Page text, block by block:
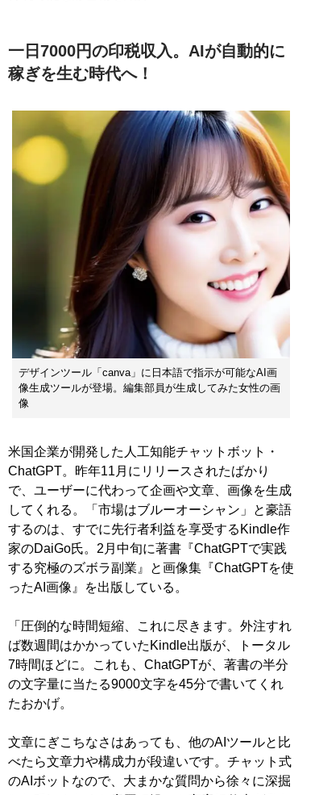
一日7000円の印税収入。AIが自動的に
稼ぎを生む時代へ！
デザインツール「canva」に日本語で指示が可能なAI画
像生成ツールが登場。編集部員が生成してみた女性の画
像
米国企業が開発した人工知能チャットボット・
ChatGPT。昨年11月にリリースされたばかり
で、ユーザーに代わって企画や文章、画像を生成
してくれる。「市場はブルーオーシャン」と豪語
するのは、すでに先行者利益を享受するKindle作
家のDaiGo氏。2月中旬に著書『ChatGPTで実践
する究極のズボラ副業』と画像集『ChatGPTを使
ったAI画像』を出版している。
「圧倒的な時間短縮、これに尽きます。外注すれ
ば数週間はかかっていたKindle出版が、トータル
7時間ほどに。これも、ChatGPTが、著書の半分
の文字量に当たる9000文字を45分で書いてくれ
たおかげ。
文章にぎこちなさはあっても、他のAIツールと比
べたら文章力や構成力が段違いです。チャット式
のAIボットなので、大まかな質問から徐々に深掘